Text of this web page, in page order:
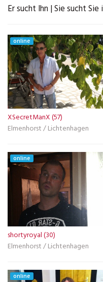
Er sucht Ihn | Sie sucht
online
XSecretManX (57)
Elmenhorst / Lichtenhagen
online
shortyroyal (30)
Elmenhorst / Lichtenhagen
online